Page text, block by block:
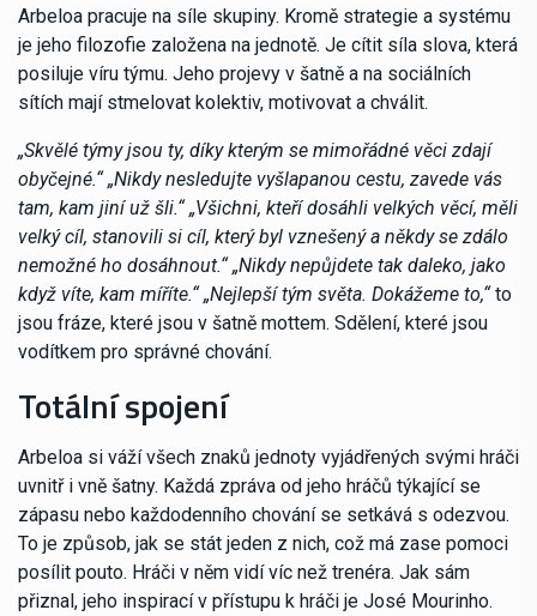
Arbeloa pracuje na síle skupiny. Kromě strategie a systému
je jeho filozofie založena na jednotě. Je cítit síla slova, která
posiluje víru týmu. Jeho projevy v šatně a na sociálních
sítích mají stmelovat kolektiv, motivovat a chválit.
„Skvělé týmy jsou ty, díky kterým se mimořádné věci zdají
obyčejné.“ „Nikdy nesledujte vyšlapanou cestu, zavede vás
tam, kam jiní už šli.“ „Všichni, kteří dosáhli velkých věcí, měli
velký cíl, stanovili si cíl, který byl vznešený a někdy se zdálo
nemožné ho dosáhnout.“ „Nikdy nepůjdete tak daleko, jako
když víte, kam míříte.“ „Nejlepší tým světa. Dokážeme to,“to
jsou fráze, které jsou v šatně mottem. Sdělení, které jsou
vodítkem pro správné chování.
Totální spojení
Arbeloa si váží všech znaků jednoty vyjádřených svými hráči
uvnitř i vně šatny. Každá zpráva od jeho hráčů týkající se
zápasu nebo každodenního chování se setkává s odezvou.
To je způsob, jak se stát jeden z nich, což má zase pomoci
posílit pouto. Hráči v něm vidí víc než trenéra. Jak sám
přiznal, jeho inspirací v přístupu k hráči je José Mourinho.